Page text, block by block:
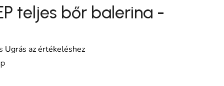
teljes bőr balerina -
értékelése 5-ből 0,0 csillag.
Ugrás az értékeléshez